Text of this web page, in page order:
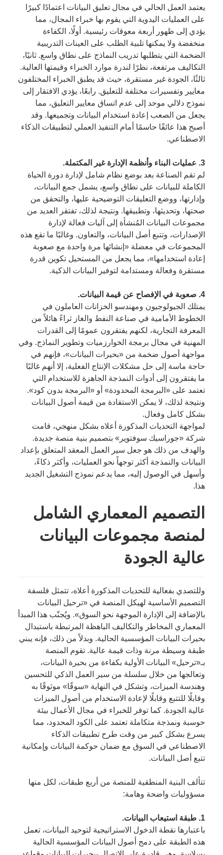
يعتمد العمل الحالي في مجال تعليق البيانات اعتمادًا كبيرًا
على العمليات اليدوية التي يقوم بها خبراء المجال، مما
يؤدي إلى ظهور أربعة معوقات رئيسية. أولًا، الكفاءة
منخفضة ولا يمكنها تلبية الطلب على العينات التدريبية
الضخمة التي يتطلبها تدريب النماذج على نطاق واسع. ثانيًا،
التكاليف مرتفعة، نظرًا لندرة موارد الخبراء وقيمتها العالية.
ثالثًا، الجودة غير مستقرة، حيث قد يطبق الخبراء المختلفون
معايير وتفسيرات مختلفة للتعليق. رابعًا، يؤدي الافتقار إلى
نموذج دلالي موحد إلى عدم اتساق معايير التعليق، مما
يجعل من الصعب إعادة استخدام البيانات وتجميعها. وقد
أصبح هذا عائقًا حاسمًا أمام التنفيذ العملي لتطبيقات الذكاء
الاصطناعي.
3. عمليات البناء وأنظمة الإدارة غير المكتملة.
لم تقم الصناعة بعد بوضع نظام شامل لإدارة دورة الحياة
الكاملة للبيانات على نطاق واسع، يشمل جمع البيانات،
وإدارتها، ووضع التعليقات التوضيحية عليها، والتحقق من
صحتها، وتحديثها، وتطبيقها. ونتيجة لذلك، تفتقر العديد من
مجموعات البيانات المُنشأة إلى آليات فعالة لإدارة
الإصدارات، وتتبع أصل البيانات، والتعاون. وغالبًا ما تقع هذه
المجموعات في معضلة «إنشائها مرة واحدة مع صعوبة
إعادة استخدامها»، مما يجعل من المستحيل تكوين قدرة
مستقرة وفعالة ومستدامة لتوفير البيانات الذكية.
4. صعوبة في الإفصاح عن قيمة البيانات.
يمتلك الجيولوجيون ومهندسو الخزانات العاملون في
الخطوط الأمامية في صناعة النفط والغاز ثراءً هائلاً من
المعرفة التجارية، لكنهم يفتقرون عمومًا إلى القدرات
المهنية في مجال برمجة الخوارزميات وتطوير النماذج. وفي
مواجهة أصول ضخمة من «بحيرات البيانات»، فإنهم في
حاجة ماسة إلى حل مشكلات الإنتاج الفعلية، إلا أنهم غالبًا
ما يفتقرون إلى أدوات النمذجة الجاهزة للاستخدام التي
تعتمد على «البرمجة المحدودة» أو «البرمجة بدون كود».
ونتيجة لذلك، لا يمكن الاستفادة من قيمة أصول البيانات
بشكل كامل وفعال.
لمواجهة التحديات المذكورة أعلاه بشكل منهجي، قامت
شركة «جوراسيك سوفتوير» بتصميم بنية منصة جديدة.
والهدف من ذلك هو جعل سير العمل المعقد المتعلق بإعداد
البيانات والنمذجة أكثر توجهاً نحو العمليات، وأكثر ذكاءً،
وأسهل في الوصول إليه، مما يدعم نموذج التشغيل الجديد
هذا.
التصميم المعماري الشامل
لمنصة مجموعات البيانات
عالية الجودة
وللتصدي بفعالية للتحديات المذكورة أعلاه، تتمثل فلسفة
التصميم الأساسية لهيكل المنصة في «ترحيل البيانات
بالإضافة إلى الإدارة الموجهة نحو السوق». ويُجنّب هذا المبدأ
المعماري المخاطر والتكاليف الباهظة المرتبطة باستبدال
بحيرات البيانات المؤسسية الحالية. وبدلاً من ذلك، فإنه يبني
طبقة وسيطة مرنة وذات قيمة عالية. تقوم المنصة
بـ«ترحيل» البيانات الأولية بكفاءة من بحيرة البيانات،
وتعالجها من خلال سلسلة من سير العمل الذكي للتحسين
وهندسة الميزات، وتشكل في النهاية «سوقًا» موثوقًا به
وقابلًا للتتبع وقابلًا لإعادة الاستخدام من أصول الميزات
عالية الجودة. كما توفر للخبراء في مجال الأعمال بيئة
حوسبة ونمذجة متكاملة تعتمد على الكود المحدود، مما
يسرع بشكل كبير من وقت طرح تطبيقات الذكاء
الاصطناعي في السوق مع ضمان حوكمة البيانات وإمكانية
تتبع أصل البيانات.
تتألف البنية المنطقية للمنصة من أربع طبقات، لكل منها
مسؤوليات واضحة وهامة:
1. طبقة استيعاب البيانات.
باعتبارها نقطة الدخول الاستراتيجية لتوحيد البيانات، تعمل
هذه الطبقة على دمج أصول البيانات المؤسسية الحالية